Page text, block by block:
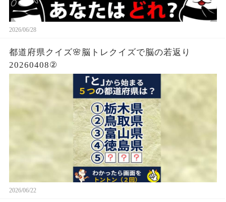
2026/06/28
都道府県クイズ🌸脳トレクイズで脳の若返り
20260408②
2026/06/22